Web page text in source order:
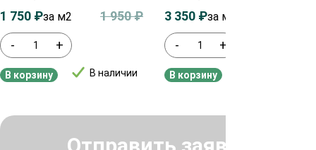
- +
В наличии
1 950₽
1 750 ₽за м2
В корзину
- +
3 350 ₽за м²
В корзину